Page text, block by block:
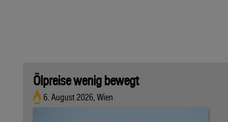
Ölpreise wenig bewegt
6. August 2026, Wien